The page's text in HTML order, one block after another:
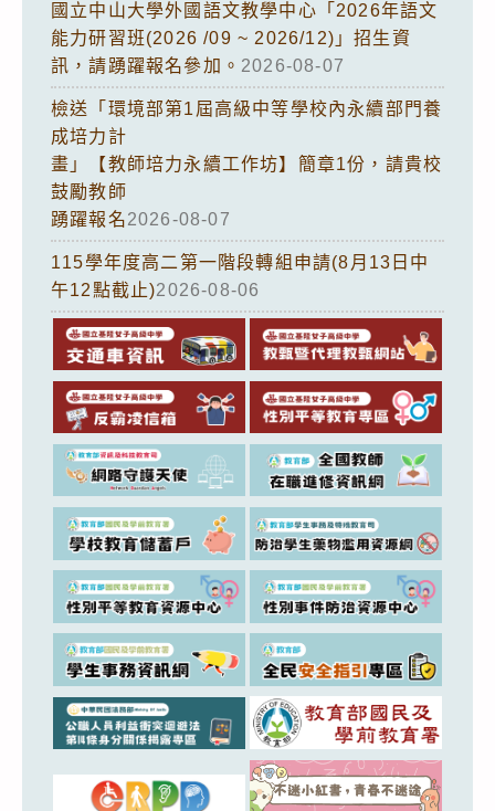
國立中山大學外國語文教學中心「2026年語文
能力研習班(2026 /09 ~ 2026/12)」招生資
訊，請踴躍報名參加。 2026-08-07
檢送「環境部第1屆高級中等學校內永續部門養
成培力計
畫」【教師培力永續工作坊】簡章1份，請貴校
鼓勵教師
踴躍報名2026-08-07
115學年度高二第一階段轉組申請(8月13日中
午12點截止)2026-08-06